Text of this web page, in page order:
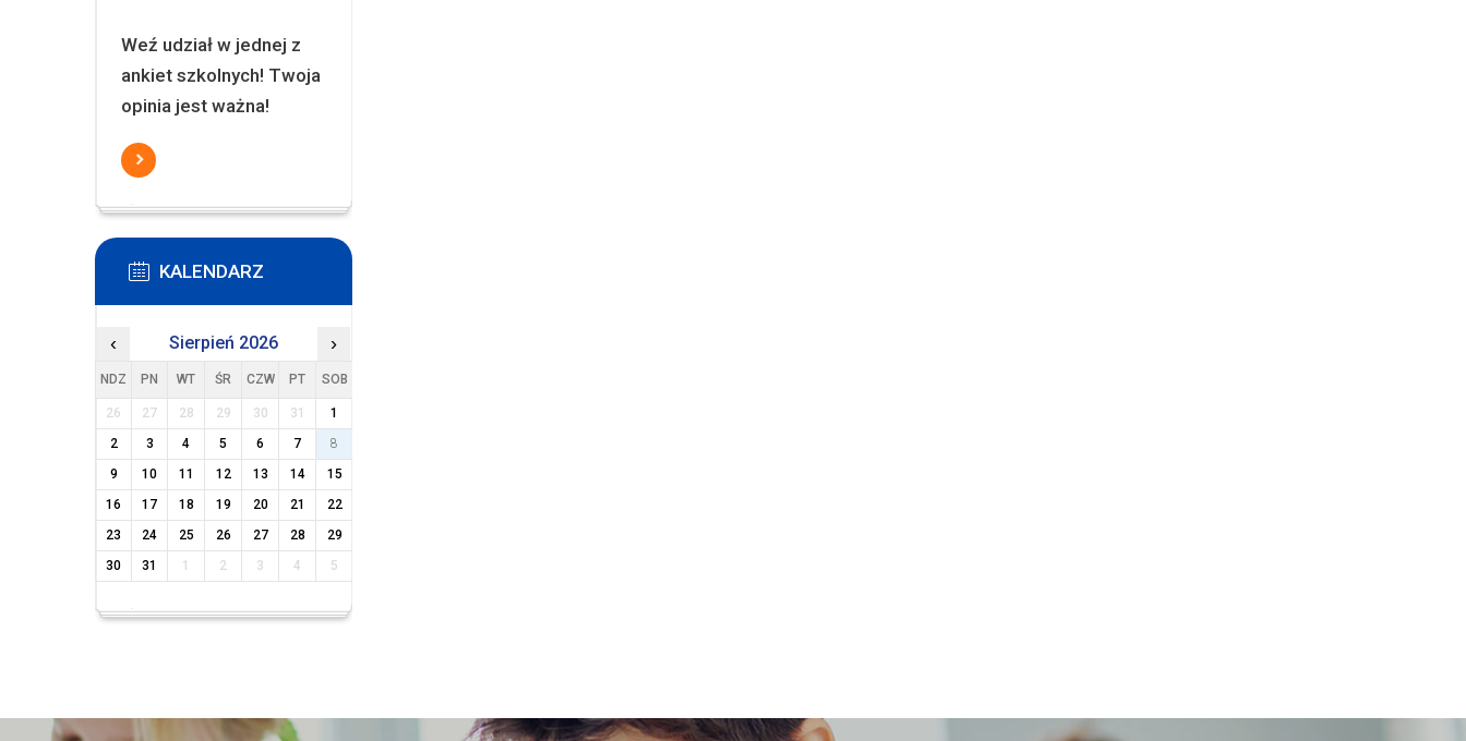
Weź udział w jednej z
ankiet szkolnych! Twoja
opinia jest ważna!
KALENDARZ
‹ Sierpień 2026 ›
NDZ PN WT ŚR CZW PT SOB
26 27 28 29 30 31
1
2
3 4 5 6 7
8
9
10 11 12 13 14
15
16
17 18 19 20 21
22
23
24 25 26 27 28
29
30
31 1 2 3 4 5